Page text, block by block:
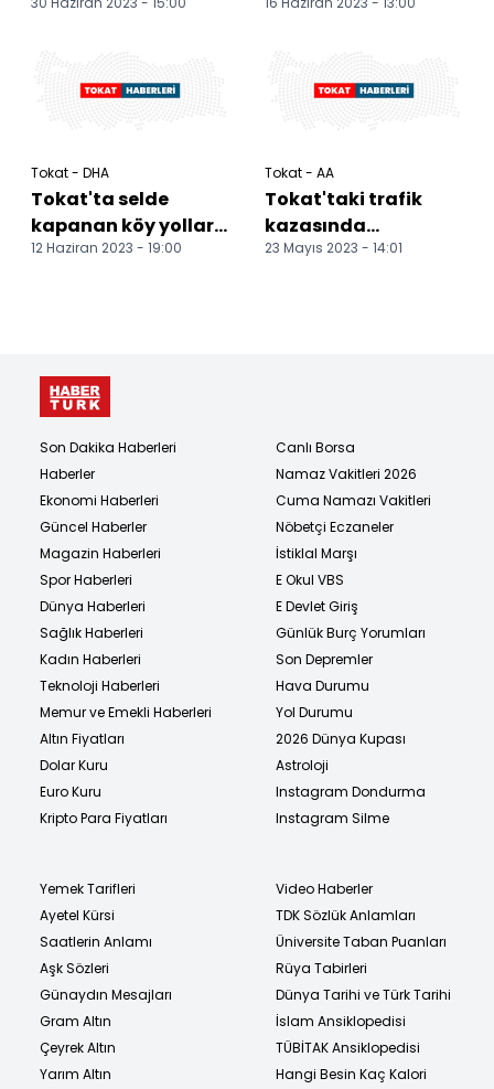
memuru 6 kişi
kara yolunda hız
Tokat - DHA
Tokat'ta selde
kapanan köy yolları
ulaşıma açıldı
12 Haziran 2023 - 19:00
Tokat - AA
Tokat'taki trafik
kazasında
yaralanan 6 öğrenci
23 Mayıs 2023 - 14:01
Son Dakika Haberleri
Haberler
Ekonomi Haberleri
Güncel Haberler
Magazin Haberleri
Spor Haberleri
Dünya Haberleri
Sağlık Haberleri
Kadın Haberleri
Teknoloji Haberleri
Memur ve Emekli Haberleri
Altın Fiyatları
Dolar Kuru
Euro Kuru
Kripto Para Fiyatları
Canlı Borsa
Namaz Vakitleri 2026
Cuma Namazı Vakitleri
Nöbetçi Eczaneler
İstiklal Marşı
E Okul VBS
E Devlet Giriş
Günlük Burç Yorumları
Son Depremler
Hava Durumu
Yol Durumu
2026 Dünya Kupası
Astroloji
Instagram Dondurma
Instagram Silme
Yemek Tarifleri
Ayetel Kürsi
Saatlerin Anlamı
Aşk Sözleri
Günaydın Mesajları
Gram Altın
Çeyrek Altın
Yarım Altın
Video Haberler
TDK Sözlük Anlamları
Üniversite Taban Puanları
Rüya Tabirleri
Dünya Tarihi ve Türk Tarihi
İslam Ansiklopedisi
TÜBİTAK Ansiklopedisi
Hangi Besin Kaç Kalori